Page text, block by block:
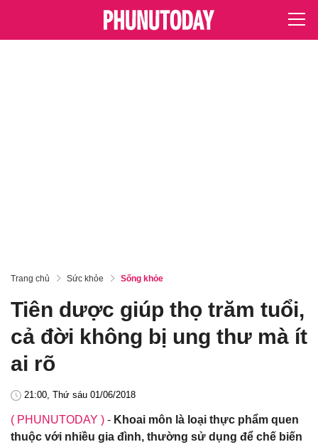
Trang chủ Sức khỏe Sống khỏe
Tiên dược giúp thọ trăm tuổi,
cả đời không bị ung thư mà ít
ai rõ
21:00, Thứ sáu 01/06/2018
( PHUNUTODAY ) - Khoai môn là loại thực phẩm quen
thuộc với nhiều gia đình, thường sử dụng để chế biến